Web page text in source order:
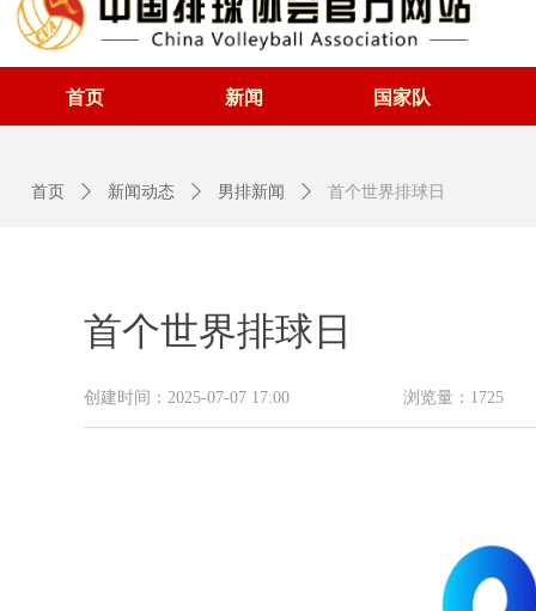
首页 新闻 国家队
首个世界排球日
创建时间： 2025-07-07 17:00 浏览量： 1725
首页 ꄲ 新闻动态 ꄲ 男排新闻 ꄲ 首个世界排球日